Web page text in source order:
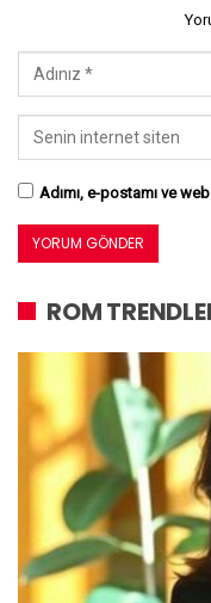
Adımı, e-postamı ve
ROM